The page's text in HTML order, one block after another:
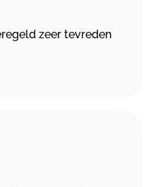
zeer tevreden